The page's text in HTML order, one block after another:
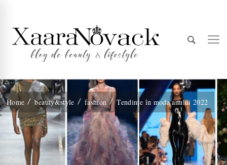
Xaara
Novack
Home beauty&style fashion Tendințe în moda anului 2022